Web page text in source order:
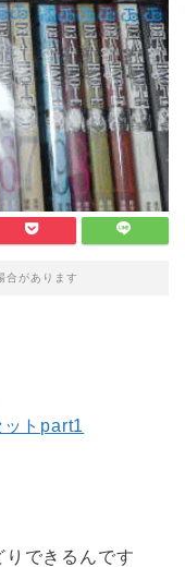
合があります
ットpart1
りできるんです